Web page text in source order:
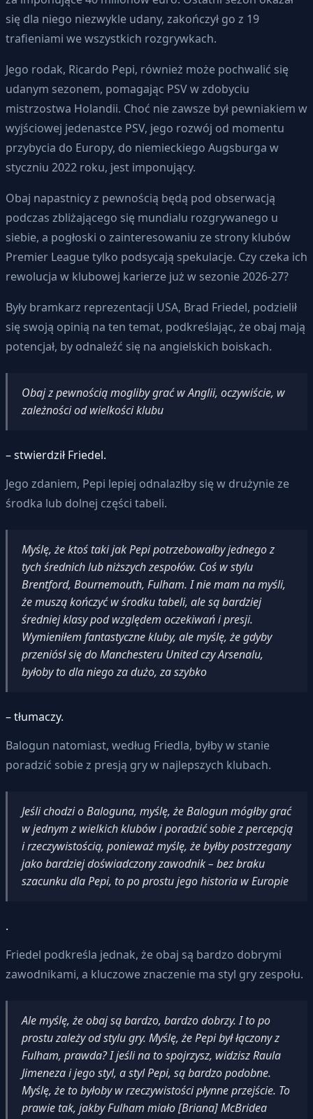
się dla niego niezwykle udany, zakończył go z 19
trafieniami we wszystkich rozgrywkach.
Jego rodak, Ricardo Pepi, również może pochwalić się
udanym sezonem, pomagając PSV w zdobyciu
mistrzostwa Holandii. Choć nie zawsze był pewniakiem w
wyjściowej jedenastce PSV, jego rozwój od momentu
przybycia do Europy, do niemieckiego Augsburga w
styczniu 2022 roku, jest imponujący.
Obaj napastnicy z pewnością będą pod obserwacją
podczas zbliżającego się mundialu rozgrywanego u
siebie, a pogłoski o zainteresowaniu ze strony klubów
Premier League tylko podsycają spekulacje. Czy czeka ich
rewolucja w klubowej karierze już w sezonie 2026-27?
Były bramkarz reprezentacji USA, Brad Friedel, podzielił
się swoją opinią na ten temat, podkreślając, że obaj mają
potencjał, by odnaleźć się na angielskich boiskach.
Obaj z pewnością mogliby grać w Anglii, oczywiście, w
zależności od wielkości klubu
– stwierdził Friedel.
Jego zdaniem, Pepi lepiej odnalazłby się w drużynie ze
środka lub dolnej części tabeli.
Myślę, że ktoś taki jak Pepi potrzebowałby jednego z
tych średnich lub niższych zespołów. Coś w stylu
Brentford, Bournemouth, Fulham. I nie mam na myśli,
że muszą kończyć w środku tabeli, ale są bardziej
średniej klasy pod względem oczekiwań i presji.
Wymieniłem fantastyczne kluby, ale myślę, że gdyby
przeniósł się do Manchesteru United czy Arsenalu,
byłoby to dla niego za dużo, za szybko
– tłumaczy.
Balogun natomiast, według Friedla, byłby w stanie
poradzić sobie z presją gry w najlepszych klubach.
Jeśli chodzi o Baloguna, myślę, że Balogun mógłby grać
w jednym z wielkich klubów i poradzić sobie z percepcją
i rzeczywistością, ponieważ myślę, że byłby postrzegany
jako bardziej doświadczony zawodnik – bez braku
szacunku dla Pepi, to po prostu jego historia w Europie
.
Friedel podkreśla jednak, że obaj są bardzo dobrymi
zawodnikami, a kluczowe znaczenie ma styl gry zespołu.
Ale myślę, że obaj są bardzo, bardzo dobrzy. I to po
prostu zależy od stylu gry. Myślę, że Pepi był łączony z
Fulham, prawda? I jeśli na to spojrzysz, widzisz Raula
Jimeneza i jego styl, a styl Pepi, są bardzo podobne.
Myślę, że to byłoby w rzeczywistości płynne przejście. To
prawie tak, jakby Fulham miało [Briana] McBridea